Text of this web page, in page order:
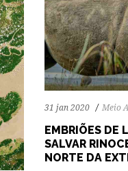
31 jan 2020 Meio
EMBRIÕES DE
SALVAR
NORTE DA